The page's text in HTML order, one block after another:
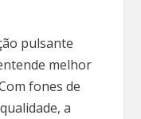
pulsante
melhor
fones de
a